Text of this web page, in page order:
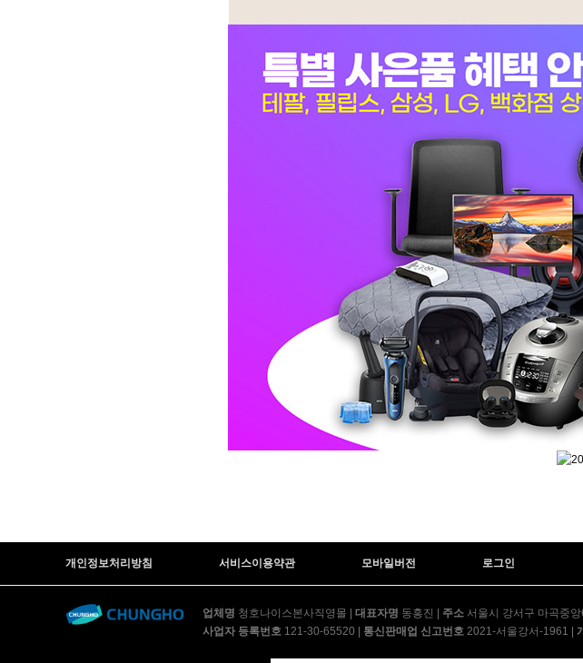
개인정보처리방침 서비스이용약관 모바일버전 로그인
업체명 청호나이스본사직영몰 대표자명 동홍진 주소 서울시 강서구 마곡중
사업자 등록번호 121-30-65520 통신판매업 신고번호 2021-서울강서-1961